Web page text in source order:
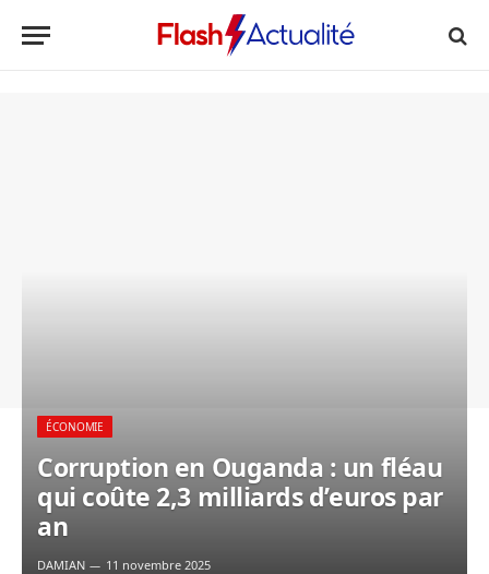
ÉCONOMIE
Corruption en Ouganda : un fléau
qui coûte 2,3 milliards d’euros par
an
DAMIAN 11 novembre 2025